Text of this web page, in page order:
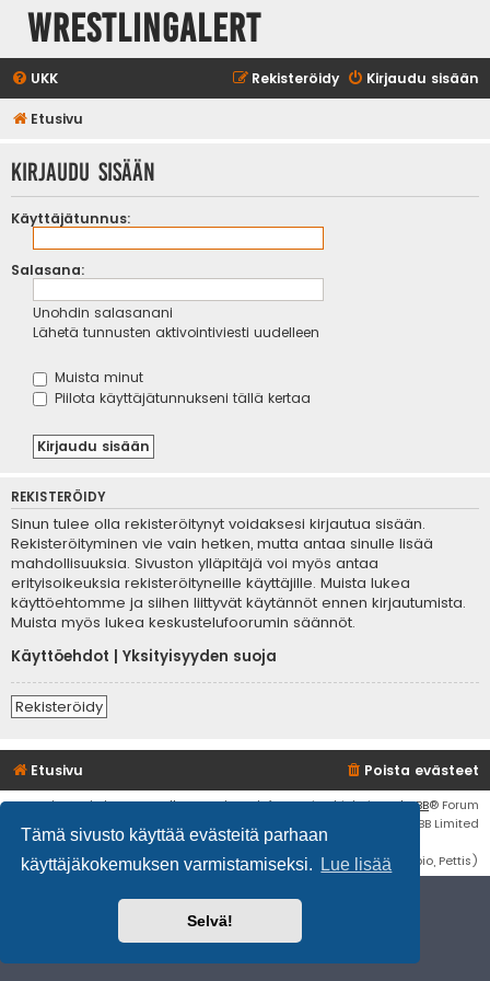
Tämä sivusto käyttää evästeitä parhaan
käyttäjäkokemuksen varmistamiseksi.
Lue lisää
Selvä!
WrestlingAlert
UKK Kirjaudu sisään
Rekisteröidy
Etusivu
Kirjaudu sisään
Käyttäjätunnus:
Salasana:
Unohdin salasanani
Lähetä tunnusten aktivointiviesti uudelleen
Muista minut
Piilota käyttäjätunnukseni tällä kertaa
REKISTERÖIDY
Sinun tulee olla rekisteröitynyt voidaksesi kirjautua sisään.
Rekisteröityminen vie vain hetken, mutta antaa sinulle lisää
mahdollisuuksia. Sivuston ylläpitäjä voi myös antaa
erityisoikeuksia rekisteröityneille käyttäjille. Muista lukea
käyttöehtomme ja siihen liittyvät käytännöt ennen kirjautumista.
Muista myös lukea keskustelufoorumin säännöt.
Käyttöehdot
Yksityisyyden suoja
Rekisteröidy
Etusivu Poista evästeet
Flat Style byIan Bradley• Keskustelufoorumin ohjelmistophpBB® Forum
Software © phpBB Limited
Käännös: phpBB Suomi (lurttinen, harritapio, Pettis)